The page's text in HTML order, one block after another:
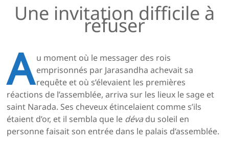
Une invitation difficile à
refuser
A u moment où le messager des rois
emprisonnés par Jarasandha achevait sa
requête et où s’élevaient les premières
réactions de l’assemblée, arriva sur les lieux le sage et
saint Narada. Ses cheveux étincelaient comme s’ils
étaient d’or, et il sembla que le dévadu soleil en
personne faisait son entrée dans le palais d’assemblée.